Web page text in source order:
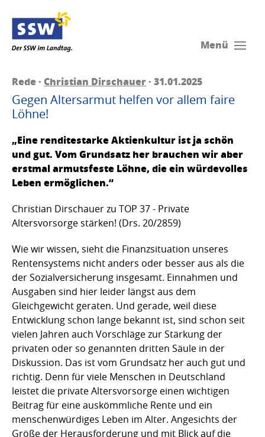
Menü
Rede · Christian Dirschauer· 31.01.2025
Gegen Altersarmut helfen vor allem faire
Löhne!
„Eine renditestarke Aktienkultur ist ja schön
und gut. Vom Grundsatz her brauchen wir aber
erstmal armutsfeste Löhne, die ein würdevolles
Leben ermöglichen.“
Christian Dirschauer zu TOP 37 - Private
Altersvorsorge stärken! (Drs. 20/2859)
Wie wir wissen, sieht die Finanzsituation unseres
Rentensystems nicht anders oder besser aus als die
der Sozialversicherung insgesamt. Einnahmen und
Ausgaben sind hier leider längst aus dem
Gleichgewicht geraten. Und gerade, weil diese
Entwicklung schon lange bekannt ist, sind schon seit
vielen Jahren auch Vorschläge zur Stärkung der
privaten oder so genannten dritten Säule in der
Diskussion. Das ist vom Grundsatz her auch gut und
richtig. Denn für viele Menschen in Deutschland
leistet die private Altersvorsorge einen wichtigen
Beitrag für eine auskömmliche Rente und ein
menschenwürdiges Leben im Alter. Angesichts der
Größe der Herausforderung und mit Blick auf die